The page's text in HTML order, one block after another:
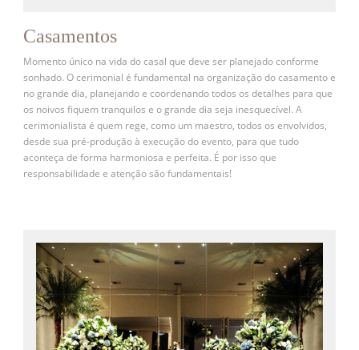
Casamentos
Momento único na vida do casal que deve ser planejado conforme
sonhado. O cerimonial é fundamental na organização do casamento e
no grande dia, planejando e coordenando todos os detalhes para que
os noivos fiquem tranquilos e o grande dia seja inesquecível. A
cerimonialista é quem rege, como um maestro, todos os envolvidos,
desde sua pré-produção à execução do evento, para que tudo
aconteça de forma harmoniosa e perfeita. É por isso que
responsabilidade e atenção são fundamentais!